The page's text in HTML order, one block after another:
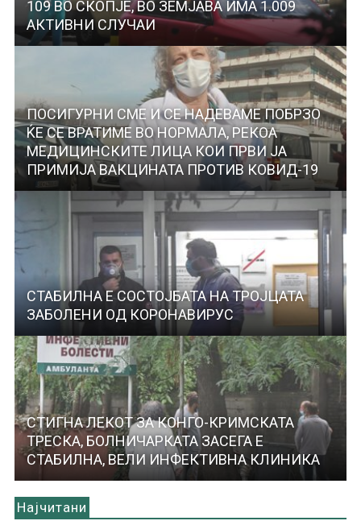
109 ВО СКОПЈЕ, ВО ЗЕМЈАВА ИМА 1.009
АКТИВНИ СЛУЧАИ
ПОСИГУРНИ СМЕ И СЕ НАДЕВАМЕ ПОБРЗО
ЌЕ СЕ ВРАТИМЕ ВО НОРМАЛА, РЕКОА
МЕДИЦИНСКИТЕ ЛИЦА КОИ ПРВИ ЈА
ПРИМИЈА ВАКЦИНАТА ПРОТИВ КОВИД-19
СТАБИЛНА Е СОСТОЈБАТА НА ТРОЈЦАТА
ЗАБОЛЕНИ ОД КОРОНАВИРУС
СТИГНА ЛЕКОТ ЗА КОНГО-КРИМСКАТА
ТРЕСКА, БОЛНИЧАРКАТА ЗАСЕГА Е
СТАБИЛНА, ВЕЛИ ИНФЕКТИВНА КЛИНИКА
Најчитани